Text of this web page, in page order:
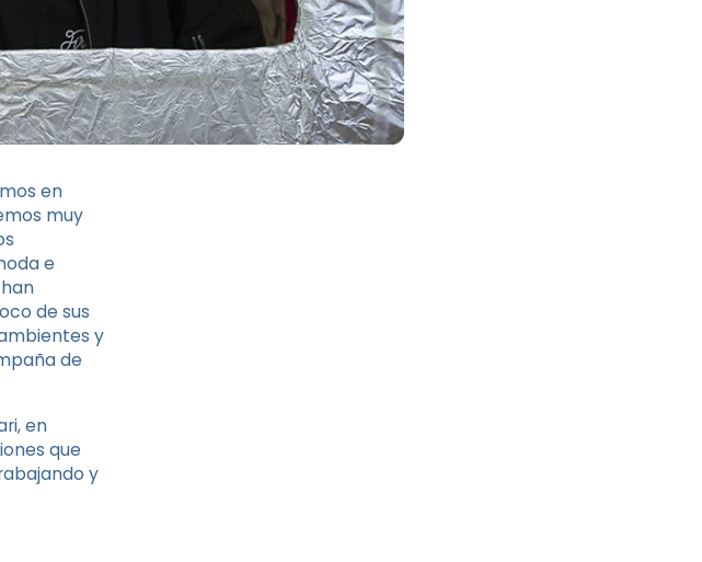
en
muy
e
de sus
y
de
en
que
y